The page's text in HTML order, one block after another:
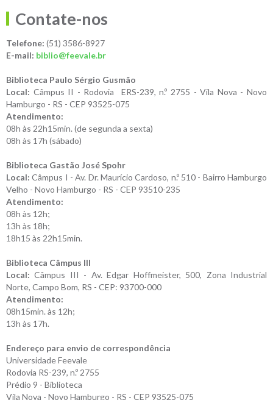
Contate-nos
Telefone: (51) 3586-8927
E-mail: biblio@feevale.br
Biblioteca Paulo Sérgio Gusmão
Local: Câmpus II - Rodovia ERS-239, n.º 2755 - Vila Nova - Novo
Hamburgo - RS - CEP 93525-075
Atendimento:
08h às 22h15min. (de segunda a sexta)
08h às 17h (sábado)
Biblioteca Gastão José Spohr
Local: Câmpus I - Av. Dr. Maurício Cardoso, n.º 510 - Bairro Hamburgo
Velho - Novo Hamburgo - RS - CEP 93510-235
Atendimento:
08h às 12h;
13h às 18h;
18h15 às 22h15min.
Biblioteca Câmpus III
Local:Câmpus III - Av. Edgar Hoffmeister, 500, Zona Industrial
Norte, Campo Bom, RS - CEP: 93700-000
Atendimento:
08h15min. às 12h;
13h às 17h.
Endereço para envio de correspondência
Universidade Feevale
Rodovia RS-239, n.º 2755
Prédio 9 - Biblioteca
Vila Nova - Novo Hamburgo - RS - CEP 93525-075